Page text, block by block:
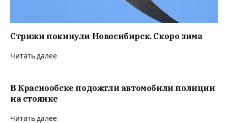
Стрижи покинули Новосибирск. Скоро зима
Читать далее
В Краснообске подожгли автомобили полиции
на стоянке
Читать далее